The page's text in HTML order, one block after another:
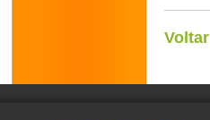
Voltar